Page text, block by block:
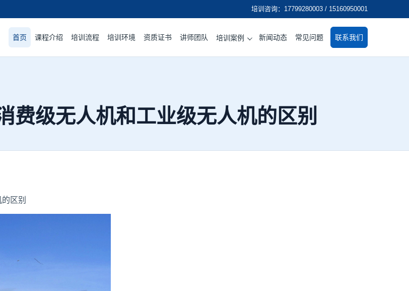
培训咨询：17799280003 / 15160950001
首页 课程介绍 培训流程 培训环境 资质证书 讲师团队 培训案例 新闻动态 常见问题 联系我们
级无人机和工业级无人机的区别
区别​